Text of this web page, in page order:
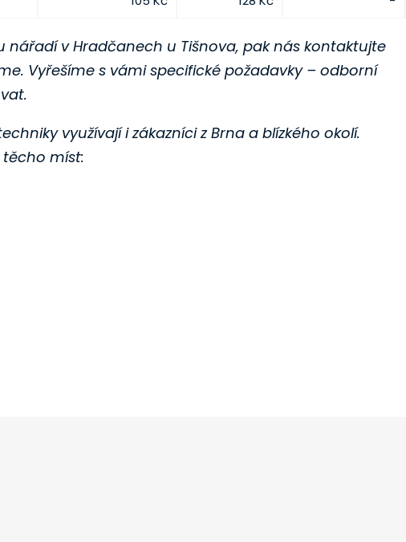
v Hradčanech u Tišnova, pak nás kontaktujte
Vyřešíme s vámi specifické požadavky – odborní
využívají i zákazníci z Brna a blízkého okolí.
míst: